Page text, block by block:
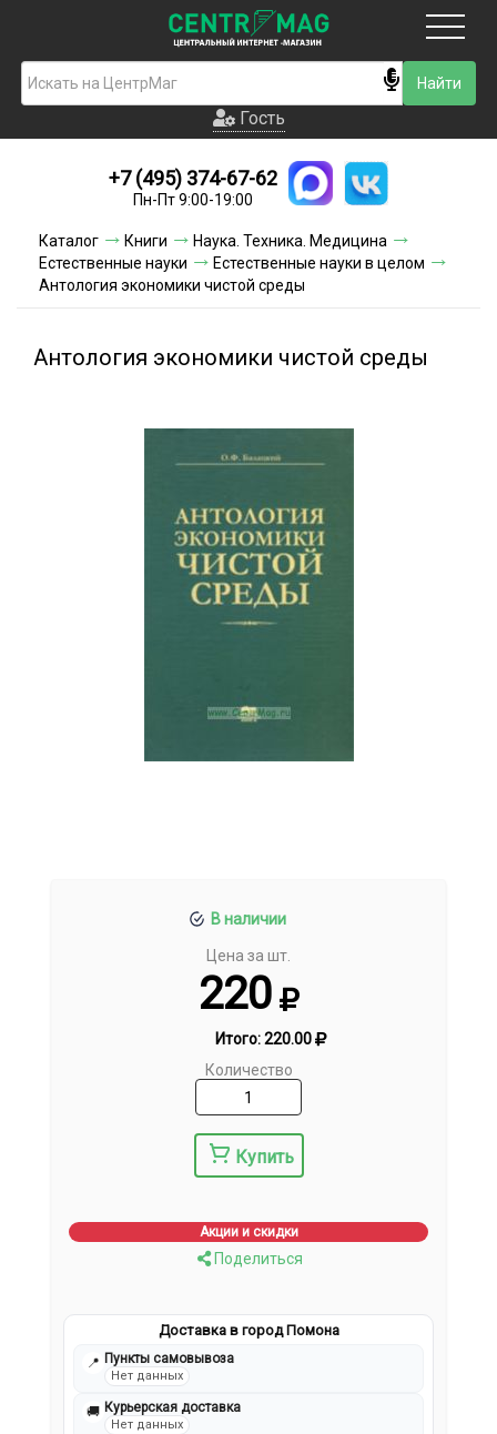
Гость
Новинки
Условия доставки
Условия оплаты
Гость
+7 (495) 374-67-62
Пн-Пт 9:00-19:00
Каталог Книги
Наука. Техника. Медицина
Естественные науки
Естественные науки в целом
Антология экономики чистой среды
Антология экономики чистой среды
В наличии
Цена за шт.
220
Итого:220.00
Количество
Купить
Акции и скидки
Поделиться
Доставка в город Помона
📍 Пункты самовывоза
Нет данных
🚚 Курьерская доставка
Нет данных